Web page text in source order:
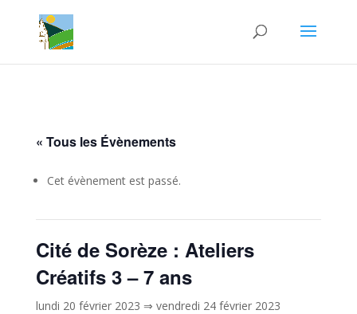
« Tous les Évènements
Cet évènement est passé.
Cité de Sorèze : Ateliers
Créatifs 3 – 7 ans
lundi 20 février 2023 ⇒ vendredi 24 février 2023